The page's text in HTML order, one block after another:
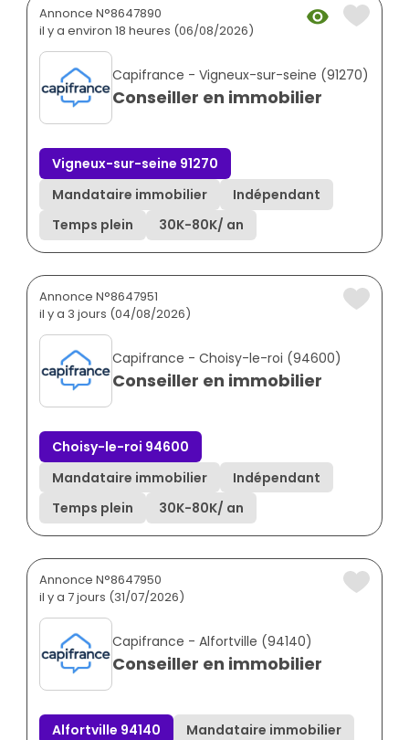
Annonce N°8647890
il y a environ 18 heures (06/08/2026)
Capifrance - Vigneux-sur-seine (91270)
Conseiller en immobilier
Vigneux-sur-seine 91270
Mandataire immobilier
Indépendant
Temps plein
30K-80K/ an
Annonce N°8647951
il y a 3 jours (04/08/2026)
Capifrance - Choisy-le-roi (94600)
Conseiller en immobilier
Choisy-le-roi 94600
Mandataire immobilier
Indépendant
Temps plein
30K-80K/ an
Annonce N°8647950
il y a 7 jours (31/07/2026)
Capifrance - Alfortville (94140)
Conseiller en immobilier
Alfortville 94140
Mandataire immobilier